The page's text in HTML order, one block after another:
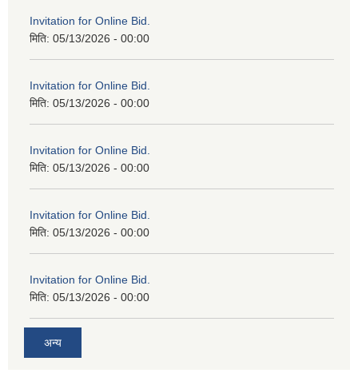
Invitation for Online Bid.
मिति: 05/13/2026 - 00:00
Invitation for Online Bid.
मिति: 05/13/2026 - 00:00
Invitation for Online Bid.
मिति: 05/13/2026 - 00:00
Invitation for Online Bid.
मिति: 05/13/2026 - 00:00
Invitation for Online Bid.
मिति: 05/13/2026 - 00:00
अन्य